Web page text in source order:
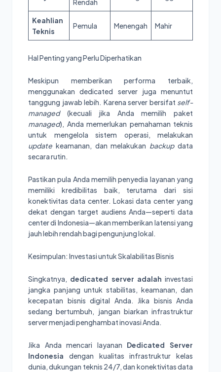
Rendah
Keahlian
Teknis
Pemula Menengah Mahir
Hal Penting yang Perlu Diperhatikan
Meskipun memberikan performa terbaik,
menggunakan dedicated server juga menuntut
tanggung jawab lebih. Karena server bersifat self-
managed(kecuali jika Anda memilih paket
managed), Anda memerlukan pemahaman teknis
untuk mengelola sistem operasi, melakukan
update keamanan, dan melakukan backupdata
secara rutin.
Pastikan pula Anda memilih penyedia layanan yang
memiliki kredibilitas baik, terutama dari sisi
konektivitas data center. Lokasi data center yang
dekat dengan target audiens Anda—seperti data
center di Indonesia—akan memberikan latensi yang
jauh lebih rendah bagi pengunjung lokal.
Kesimpulan: Investasi untuk Skalabilitas Bisnis
Singkatnya, dedicated server adalah investasi
jangka panjang untuk stabilitas, keamanan, dan
kecepatan bisnis digital Anda. Jika bisnis Anda
sedang bertumbuh, jangan biarkan infrastruktur
server menjadi penghambat inovasi Anda.
Jika Anda mencari layanan Dedicated Server
Indonesia dengan kualitas infrastruktur kelas
dunia, dukungan teknis 24/7, dan konektivitas data